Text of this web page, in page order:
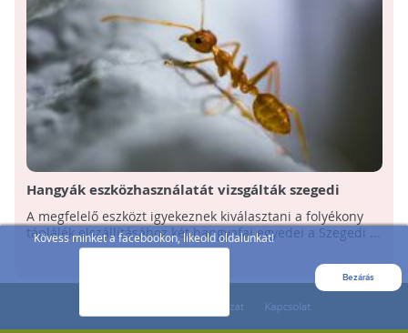
Kövess minket a facebookon, likeold oldalunkat!
Bezárás
Hangyák eszközhasználatát vizsgálták szegedi
kutatók
A megfelelő eszközt igyekeznek kiválasztani a folyékony
táplálék elszállításához két hangyafaj egyedei a Szegedi ...